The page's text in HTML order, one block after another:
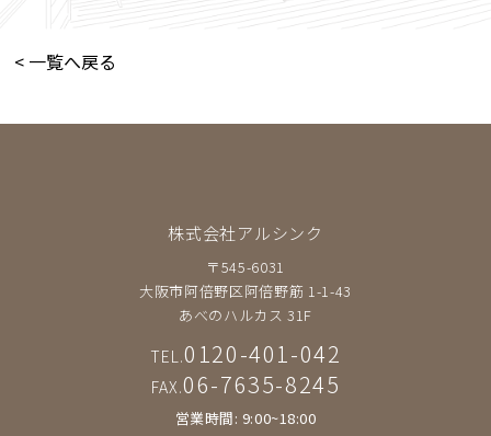
< 一覧へ戻る
株式会社アルシンク
〒545-6031
大阪市阿倍野区阿倍野筋 1-1-43
あべのハルカス 31F
TEL.0120-401-042
FAX.06-7635-8245
営業時間: 9:00~18:00